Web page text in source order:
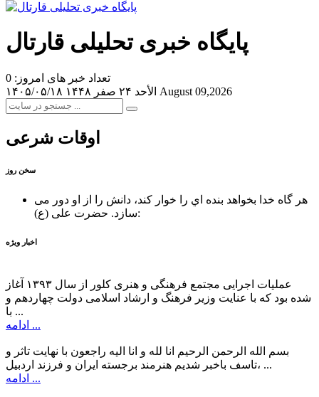
پایگاه خبری تحلیلی قارتال
تعداد خبر های امروز: 0
۱۴۰۵/۰۵/۱۸
الأحد ۲۴ صفر ۱۴۴۸ August 09,2026
اوقات شرعی
سخن روز
هر گاه خدا بخواهد بنده اي را خوار كند، دانش را از او دور می
سازد.حضرت علی (ع):
اخبار ویژه
عملیات اجرایی مجتمع فرهنگی و هنری کلور از سال ۱۳۹۳ آغاز
شده بود که با عنایت وزیر فرهنگ و ارشاد اسلامی دولت چهاردهم و
با ...
ادامه ...
بسم الله الرحمن الرحیم انا لله و انا الیه راجعون با نهایت تاثر و
تاسف باخبر شدیم هنرمند برجسته ایران و فرزند اردبیل، ...
ادامه ...